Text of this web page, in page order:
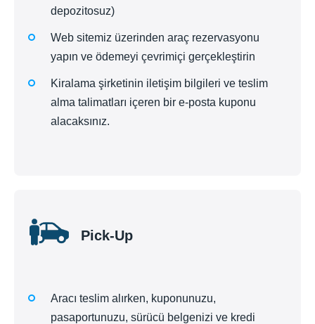
depozitosuz)
Web sitemiz üzerinden araç rezervasyonu
yapın ve ödemeyi çevrimiçi gerçekleştirin
Kiralama şirketinin iletişim bilgileri ve teslim
alma talimatları içeren bir e-posta kuponu
alacaksınız.
Pick-Up
Aracı teslim alırken, kuponunuzu,
pasaportunuzu, sürücü belgenizi ve kredi